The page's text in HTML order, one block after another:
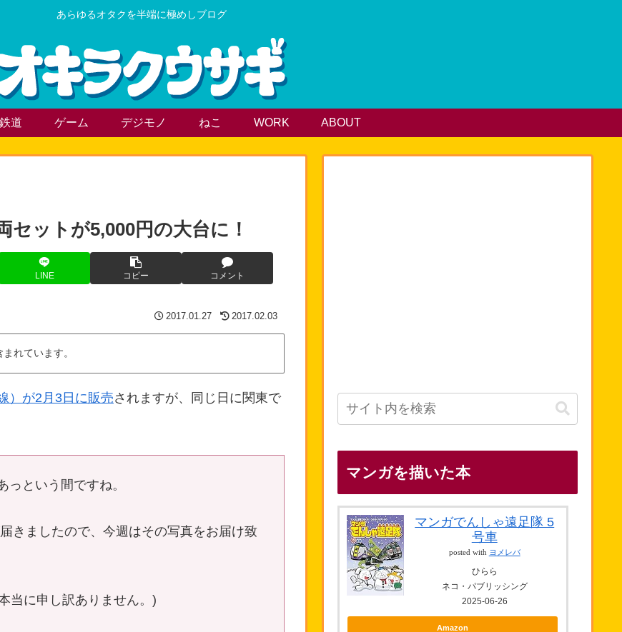
あらゆるオタクを半端に極めしブログ
鉄道 ゲーム デジモノ ねこ WORK ABOUT
セットが5,000円の大台に！
LINE コピー コメント
2017.01.27 2017.02.03
れています。
）が2月3日に販売されますが、同じ日に関東で
という間ですね。
きましたので、今週はその写真をお届け致
当に申し訳ありません。)
マンガを描いた本
マンガでんしゃ遠足隊 5
号車
posted with ヨメレバ
ひらら
ネコ・パブリッシング
2025-06-26
Amazon